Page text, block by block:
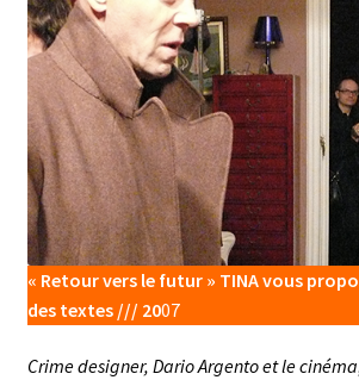
« Retour vers le futur » TINA vous
des textes /// 2007
Crime designer, Dario Argento et le cinéma